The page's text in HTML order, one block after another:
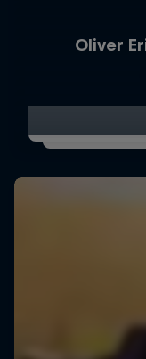
Oliver